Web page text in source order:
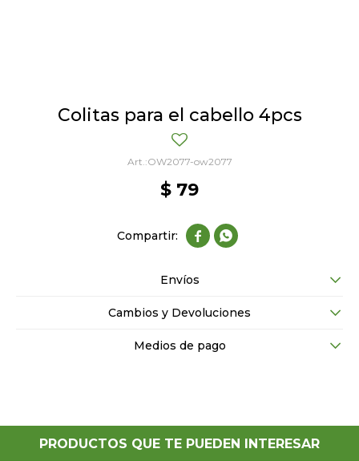
Colitas para el cabello 4pcs
OW2077-ow2077
$ 79
 
Envíos
Cambios y Devoluciones
Medios de pago
PRODUCTOS QUE TE PUEDEN INTERESAR